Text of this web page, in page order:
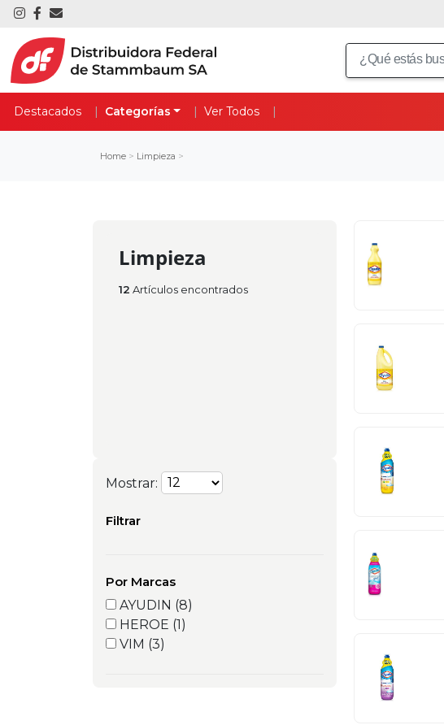
Destacados Categorías Ver Todos
Home> Limpieza >
Limpieza
12 Artículos encontrados
Mostrar:
Filtrar
Por Marcas
AYUDIN (8)
HEROE (1)
VIM (3)